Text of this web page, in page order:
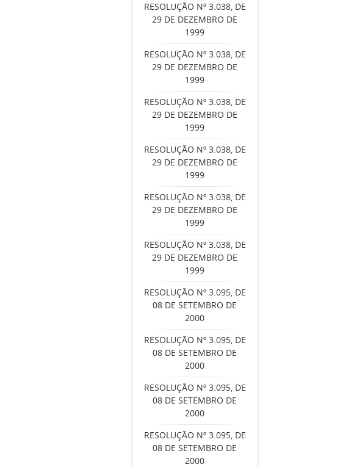
RESOLUÇÃO Nº 3.038, DE
29 DE DEZEMBRO DE
1999
RESOLUÇÃO Nº 3.038, DE
29 DE DEZEMBRO DE
1999
RESOLUÇÃO Nº 3.038, DE
29 DE DEZEMBRO DE
1999
RESOLUÇÃO Nº 3.038, DE
29 DE DEZEMBRO DE
1999
RESOLUÇÃO Nº 3.038, DE
29 DE DEZEMBRO DE
1999
RESOLUÇÃO Nº 3.038, DE
29 DE DEZEMBRO DE
1999
RESOLUÇÃO Nº 3.095, DE
08 DE SETEMBRO DE
2000
RESOLUÇÃO Nº 3.095, DE
08 DE SETEMBRO DE
2000
RESOLUÇÃO Nº 3.095, DE
08 DE SETEMBRO DE
2000
RESOLUÇÃO Nº 3.095, DE
08 DE SETEMBRO DE
2000